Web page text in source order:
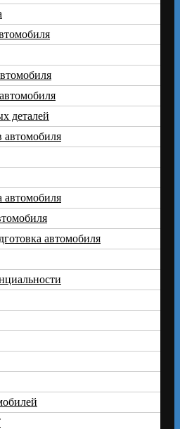
деталей
автомобиля
автомобиля
автомобиля